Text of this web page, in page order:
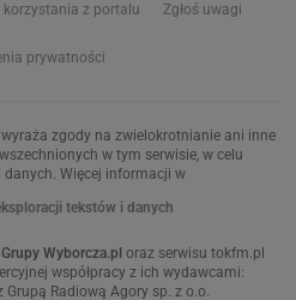
korzystania z portalu Zgłoś uwagi
prywatności
zgody na zwielokrotnianie ani inne
w tym serwisie, w celu
Więcej informacji w
tekstów i danych
Wyborcza.pl oraz serwisu tokfm.pl
współpracy z ich wydawcami:
Grupą Radiową Agory sp. z o.o.